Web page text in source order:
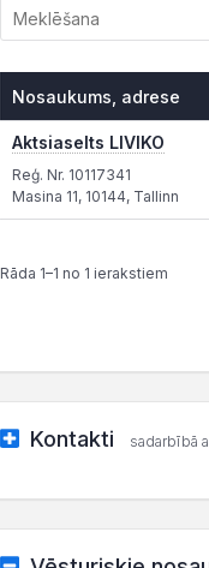
Nosaukums, adrese
Aktsiaselts LIVIKO
Reģ. Nr. 10117341
Masina 11, 10144, Tallinn
Rāda 1–1 no 1 ierakstiem
Kontakti sadarbībā